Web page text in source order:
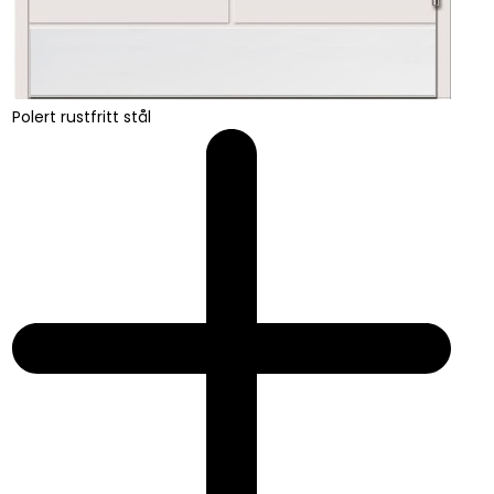
Polert rustfritt stål